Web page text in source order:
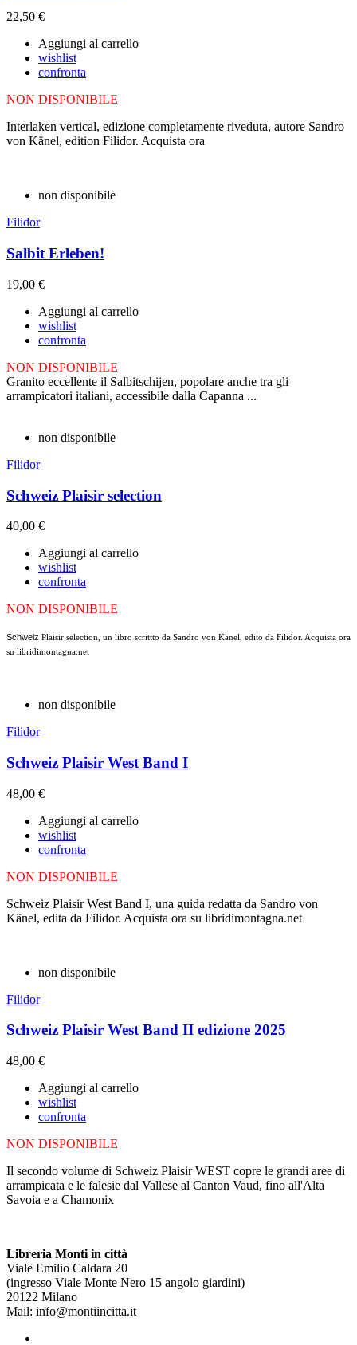
22,50 €
Aggiungi al carrello
wishlist
confronta
NON DISPONIBILE
Interlaken vertical, edizione completamente riveduta, autore Sandro
von Känel, edition Filidor. Acquista ora
non disponibile
Filidor
Salbit Erleben!
19,00 €
Aggiungi al carrello
wishlist
confronta
NON DISPONIBILE
Granito eccellente il Salbitschijen, popolare anche tra gli
arrampicatori italiani, accessibile dalla Capanna ...
non disponibile
Filidor
Schweiz Plaisir selection
40,00 €
Aggiungi al carrello
wishlist
confronta
NON DISPONIBILE
Schweiz Plaisir selection, un libro scrittto da Sandro von Känel, edito da Filidor. Acquista ora
su libridimontagna.net
non disponibile
Filidor
Schweiz Plaisir West Band I
48,00 €
Aggiungi al carrello
wishlist
confronta
NON DISPONIBILE
Schweiz Plaisir West Band I, una guida redatta da Sandro von
Känel, edita da Filidor. Acquista ora su libridimontagna.net
non disponibile
Filidor
Schweiz Plaisir West Band II edizione 2025
48,00 €
Aggiungi al carrello
wishlist
confronta
NON DISPONIBILE
Il secondo volume di Schweiz Plaisir WEST copre le grandi aree di
arrampicata e le falesie dal Vallese al Canton Vaud, fino all'Alta
Savoia e a Chamonix
Libreria Monti in città
Viale Emilio Caldara 20
(ingresso Viale Monte Nero 15 angolo giardini)
20122 Milano
Mail: info@montiincitta.it